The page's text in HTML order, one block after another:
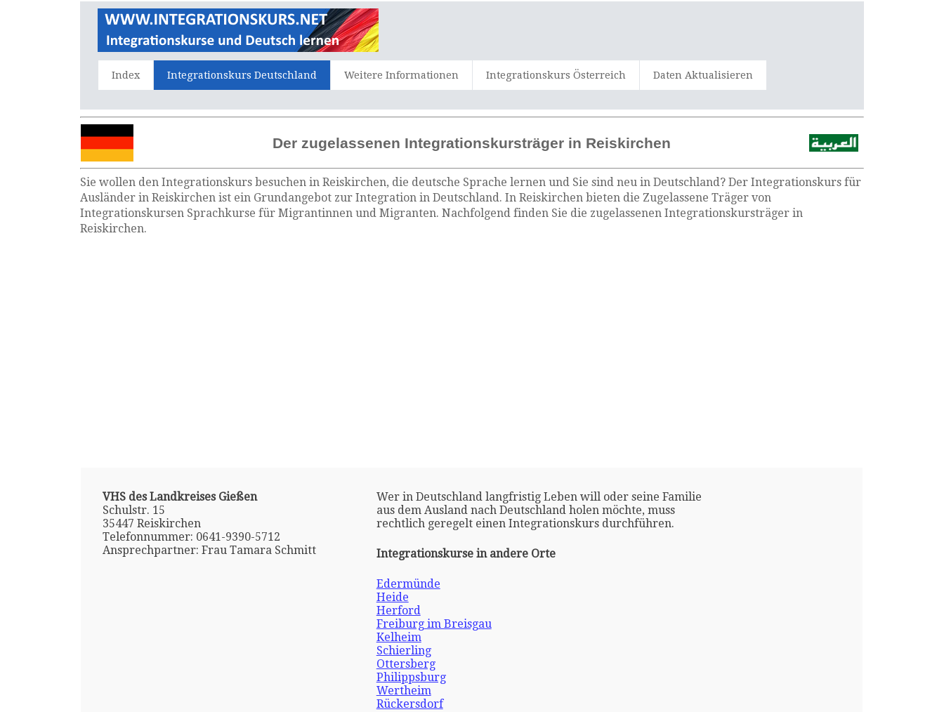
Index Integrationskurs Deutschland Weitere Informationen Integrationskurs Österreich Daten Aktualisieren
Der zugelassenen Integrationskursträger in Reiskirchen
Sie wollen den Integrationskurs besuchen in Reiskirchen, die deutsche Sprache lernen und Sie sind neu in Deutschland? Der Integrationskurs für
Ausländer in Reiskirchen ist ein Grundangebot zur Integration in Deutschland. In Reiskirchen bieten die Zugelassene Träger von
Integrationskursen Sprachkurse für Migrantinnen und Migranten. Nachfolgend finden Sie die zugelassenen Integrationskursträger in
Reiskirchen.
VHS des Landkreises Gießen
Schulstr. 15
35447 Reiskirchen
Telefonnummer: 0641-9390-5712
Ansprechpartner: Frau Tamara Schmitt
Wer in Deutschland langfristig Leben will oder seine Familie
aus dem Ausland nach Deutschland holen möchte, muss
rechtlich geregelt einen Integrationskurs durchführen.
Integrationskurse in andere Orte
Edermünde
Heide
Herford
Freiburg im Breisgau
Kelheim
Schierling
Ottersberg
Philippsburg
Wertheim
Rückersdorf